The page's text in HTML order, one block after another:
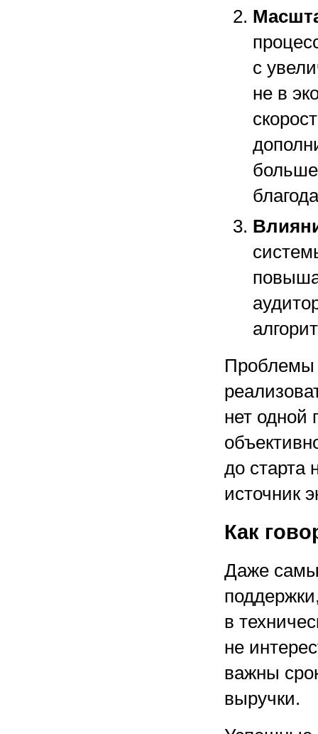
с
не в
Проблемы
нет одной
до старта
источник
Как
Даже
в
не
важны
выручки.